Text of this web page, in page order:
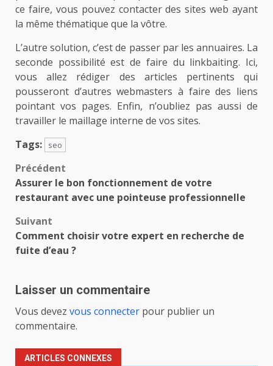
ce faire, vous pouvez contacter des sites web ayant
la même thématique que la vôtre.
L’autre solution, c’est de passer par les annuaires. La
seconde possibilité est de faire du linkbaiting. Ici,
vous allez rédiger des articles pertinents qui
pousseront d’autres webmasters à faire des liens
pointant vos pages. Enfin, n’oubliez pas aussi de
travailler le maillage interne de vos sites.
Tags:
seo
Navigation
d’article
Précédent
Assurer le bon fonctionnement de votre
restaurant avec une pointeuse professionnelle
Suivant
Comment choisir votre expert en recherche de
fuite d’eau ?
Laisser un commentaire
Vous devez vous connecter pour publier un
commentaire.
ARTICLES CONNEXES